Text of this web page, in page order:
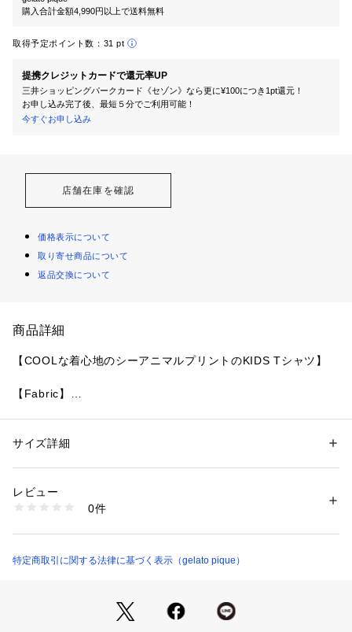
購入合計金額4,990円以上で送料無料
取得予定ポイント数： 31 pt
提携クレジットカードで還元率UP
三井ショッピングパークカード《セゾン》なら更に¥100につき1pt還元！
お申し込み完了後、最短５分でご利用可能！
今すぐお申し込み
店舗在庫を確認
価格表示について
取り寄せ商品について
返品交換について
商品詳細
【COOLな着心地のシーアニマルプリントのKIDS Tシャツ】
【Fabric】
肌触りが爽快な、カップルやファミリーでお楽しみいただける
シーアニマルシリーズです。接触冷感素材を使用したKIDSサ
しいタッチの絵柄に癒される1枚です。袖口にはお魚の形の発
ADIES’、HOMME、 JUNIOR、BABYとのリンク・コーディネ
ートもお楽しみいただけます。
性別：キッズ・ベビー
ェア・パジャマ
リエステル54%、レーヨン36%、ポリウレタン10%
PKCT262452 （ショップ）
サイズ詳細
レビュー
0件
特定商取引に関する法律に基づく表示（gelato pique）